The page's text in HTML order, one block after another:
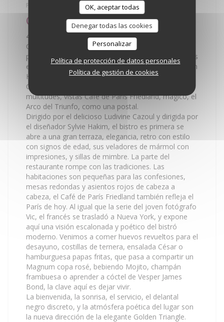
OK, aceptar todas
Denegar todas las cookies
Personalizar
Política de protección de datos personales
Política de gestión de cookies
PUB - CERVECERÍA
Café de Paris
45 Avenue de Friedland - 75008 Paris
Ca c'est Paris. Hausmann un poste de luz en el
paisaje y justo enfrente del Hotel Napoleon, palacios
encantadores y antiguo círculo literario que cruzaban
Hemingway, Steinbeck, Dalí ... A pocos pasos de los
Campos Elíseos solamente, pero lejos de las
multitudes, vistas Café de Paris Friedland, mágico, el
Arco del Triunfo, como una postal.
Dirigido por el delicioso Ludivine Cazoul y dirigida por
el diseñador Sylvie Hakim, el bistro es primera se
abre a una gran terraza, elegancia, retro con estilo
con signos de edad, sus veladores de mármol con
impresiones, y sillas de mimbre. La parte del
restaurante rompe con las tradiciones. Las
habitaciones son pequeñas para las confesiones,
mesas redondas y asientos rojos de cabeza a
cabeza, el Café de París Friedland también refleja el
París de hoy. Al igual que la serie del joven fotógrafo
Vic, el francés se trasladó a Nueva York, y expone
aquí una visión escalonada y poético del bistró
moderno. Venimos a comer huevos revueltos para el
desayuno, costillas de ternera, ensalada César o
hamburguesa papas fritas, que pasa a compartir un
Magnum copa rosé, bebiendo Mojito, champán
frambuesa o aprender a cóctel de Vesper James
Bond, la clave aquí es dejar vivir.
La bienvenida, la sonrisa, el servicio, el delantal
negro discreto, y la atmósfera poética del lugar son
la nueva dirección de la elegante Golden Triangle.